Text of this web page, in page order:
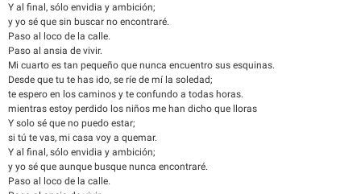
Y al final, sólo envidia y ambición;
y yo sé que sin buscar no encontraré.
Paso al loco de la calle.
Paso al ansia de vivir.
Mi cuarto es tan pequeño que nunca encuentro sus esquinas.
Desde que tu te has ido, se ríe de mí la soledad;
te espero en los caminos y te confundo a todas horas.
mientras estoy perdido los niños me han dicho que lloras
Y solo sé que no puedo estar;
si tú te vas, mi casa voy a quemar.
Y al final, sólo envidia y ambición;
y yo sé que aunque busque nunca encontraré.
Paso al loco de la calle.